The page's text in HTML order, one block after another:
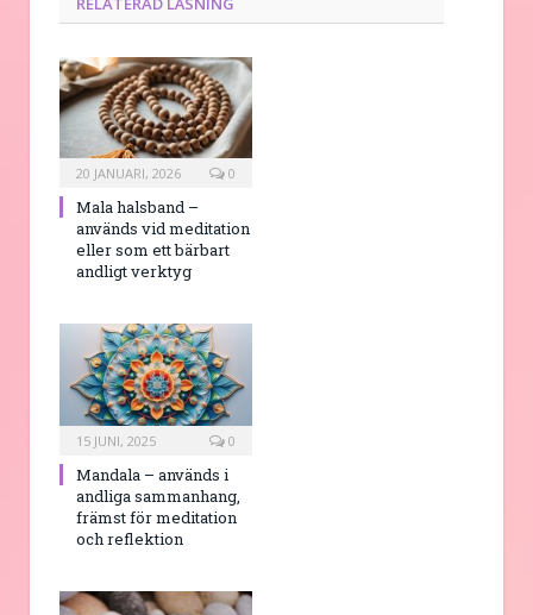
20 JANUARI, 2026 0
Mala halsband –
används vid meditation
eller som ett bärbart
andligt verktyg
15 JUNI, 2025 0
Mandala – används i
andliga sammanhang,
främst för meditation
och reflektion